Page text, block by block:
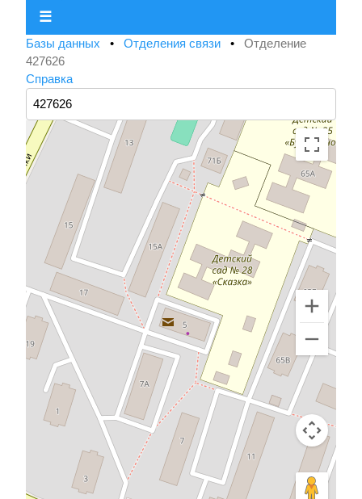
☰
Базы данных • Отделения связи • Отделение
427626
Справка